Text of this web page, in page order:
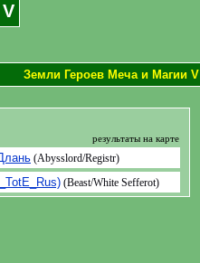
Земли Героев Меча и Магии V
результаты на карте
(Abysslord/Registr)
(Beast/White Sefferot)